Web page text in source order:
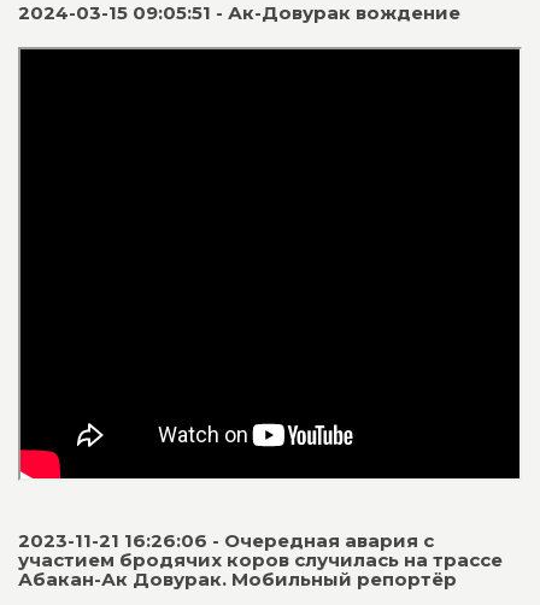
2024-03-15 09:05:51 - Ак-Довурак вождение
2023-11-21 16:26:06 - Очередная авария с
участием бродячих коров случилась на трассе
Абакан-Ак Довурак. Мобильный репортёр